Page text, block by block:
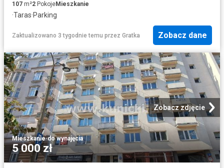
107 m²2 PokojeMieszkanie
·Taras·Parking
Zaktualizowano 3 tygodnie temu przez Gratka Zobacz dane
Zobacz zdjęcie
Mieszkanie·do wynajęcia
5 000 zł